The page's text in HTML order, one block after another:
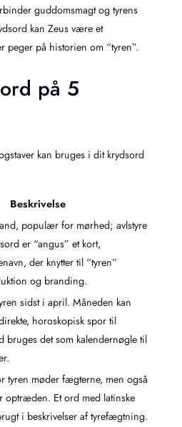
guddomsmagt og tyrens
kan Zeus være et
peger på historien om “tyren”.
på 5
kan bruges i dit krydsord
Beskrivelse
populær for mørhed; avlstyre
er “angus” et kort,
der knytter til “tyren”
og branding.
sidst i april. Måneden kan
horoskopisk spor til
bruges det som kalendernøgle til
tyren møder fægterne, men også
optræden. Et ord med latinske
i beskrivelser af tyrefægtning.